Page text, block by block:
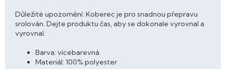
Důležité upozornění: Koberec je pro snadnou přepravu
srolován. Dejte produktu čas, aby se dokonale vyrovnal a
vyrovnal.
Barva: vícebarevná
Materiál: 100% polyester